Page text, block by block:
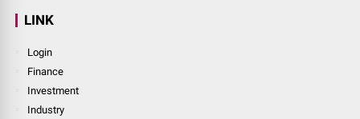
LINK
Login
Finance
Investment
Industry